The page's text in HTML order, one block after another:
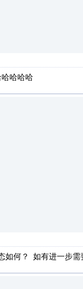
哈哈哈
何？ 如有进一步需